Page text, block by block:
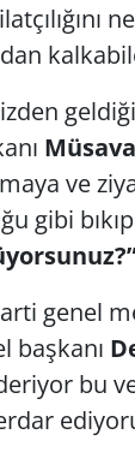
ve
gibi
genel
başkanı
bu